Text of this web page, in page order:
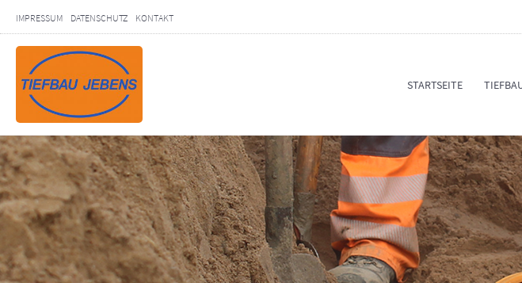
IMPRESSUM DATENSCHUTZ KONTAKT
STARTSEITE